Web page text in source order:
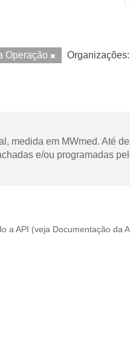
Operação Organizações:
medida em MWmed. Até
e/ou programadas
a API (veja Documentação da